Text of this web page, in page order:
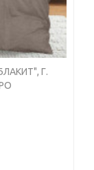
прочности, не
все
Г.